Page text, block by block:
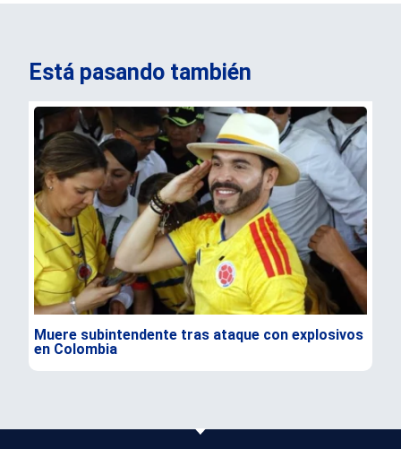
Está pasando también
Muere subintendente tras ataque con explosivos
en Colombia